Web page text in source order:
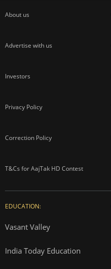
About us
Advertise with us
Investors
Privacy Policy
Correction Policy
T&Cs for AajTak HD Contest
EDUCATION:
Vasant Valley
India Today Education